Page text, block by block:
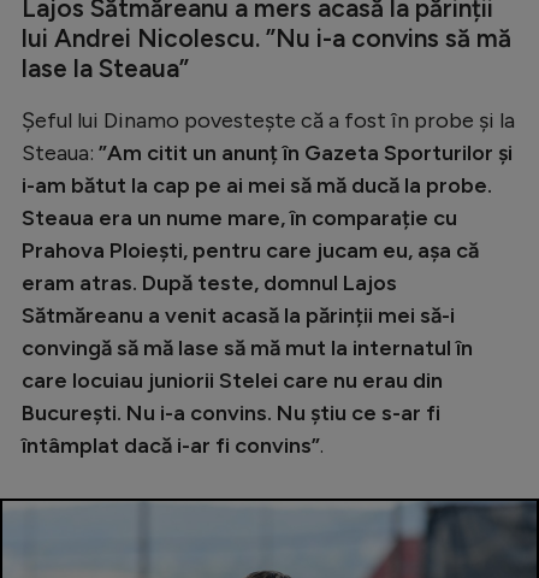
Lajos Sătmăreanu a mers acasă la părinții
lui Andrei Nicolescu. ”Nu i-a convins să mă
lase la Steaua”
Șeful lui Dinamo povestește că a fost în probe și la
Steaua: ”Am citit un anunț în Gazeta Sporturilor și
i-am bătut la cap pe ai mei să mă ducă la probe.
Steaua era un nume mare, în comparație cu
Prahova Ploiești, pentru care jucam eu, așa că
eram atras. După teste, domnul Lajos
Sătmăreanu a venit acasă la părinții mei să-i
convingă să mă lase să mă mut la internatul în
care locuiau juniorii Stelei care nu erau din
București. Nu i-a convins. Nu știu ce s-ar fi
întâmplat dacă i-ar fi convins”.